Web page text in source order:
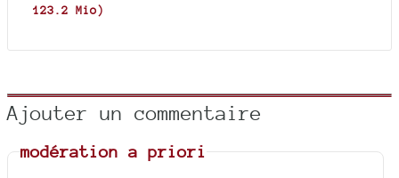
123.2 Mio)
Ajouter un commentaire
modération a priori